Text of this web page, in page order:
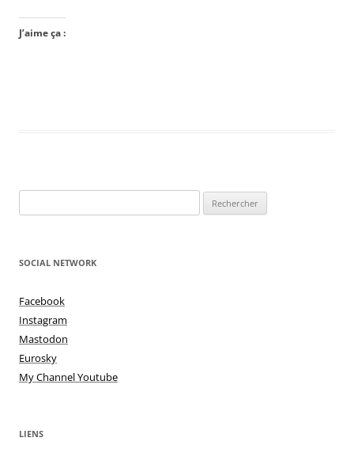
J’aime ça :
SOCIAL NETWORK
Facebook
Instagram
Mastodon
Eurosky
My Channel Youtube
LIENS